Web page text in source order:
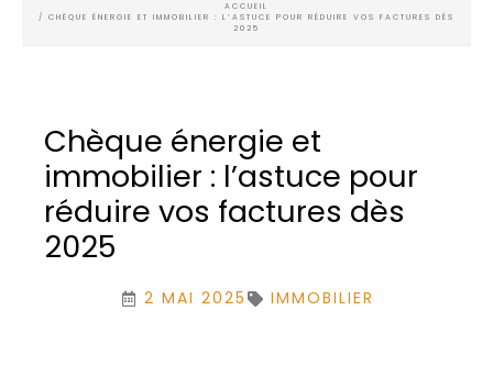
ACCUEIL
/ CHÈQUE ÉNERGIE ET IMMOBILIER : L’ASTUCE POUR RÉDUIRE VOS FACTURES DÈS
2025
Chèque énergie et
immobilier : l’astuce pour
réduire vos factures dès
2025
2 MAI 2025 IMMOBILIER